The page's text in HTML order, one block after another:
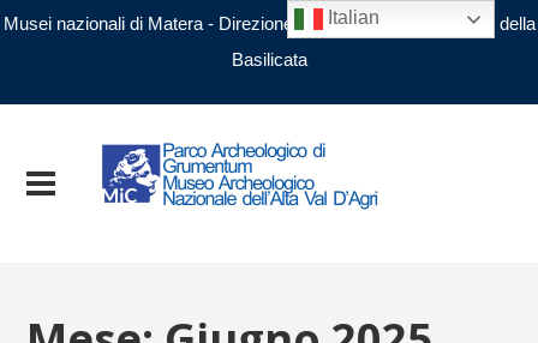
Musei nazionali di Matera - Direzione regionale Musei nazionali della
Basilicata
Italian